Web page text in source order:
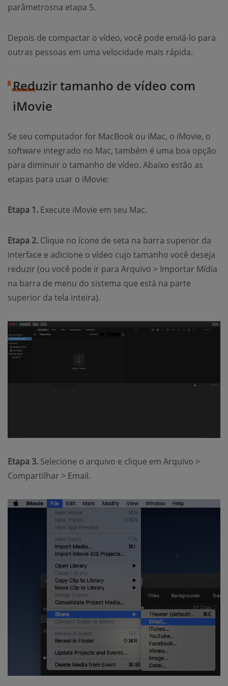
parâmetrosna etapa 5.
Depois de compactar o vídeo, você pode enviá-lo para
outras pessoas em uma velocidade mais rápida.
Reduzir tamanho de vídeo com
iMovie
Se seu computador for MacBook ou iMac, o iMovie, o
software integrado no Mac, também é uma boa opção
para diminuir o tamanho de vídeo. Abaixo estão as
etapas para usar o iMovie:
Etapa 1. Execute iMovie em seu Mac.
Etapa 2. Clique no ícone de seta na barra superior da
interface e adicione o vídeo cujo tamanho você deseja
reduzir (ou você pode ir para Arquivo > Importar Mídia
na barra de menu do sistema que está na parte
superior da tela inteira).
Etapa 3. Selecione o arquivo e clique em Arquivo >
Compartilhar > Email.